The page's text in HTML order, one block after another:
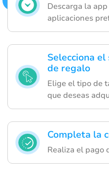
Descarga la
aplicaciones
Selecciona
de regalo
Elige el tipo de
que deseas
Completa la
Realiza el pago